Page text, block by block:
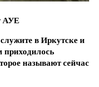
АУЕ
в Иркутске и
приходилось
называют сейчас